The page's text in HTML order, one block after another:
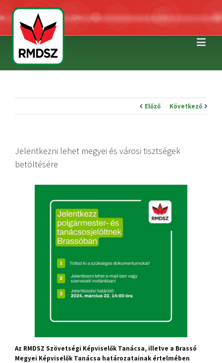
Előző Következő
Jelentkezni lehet megyei és városi tisztségek
betöltésére
Az RMDSZ Szövetségi Képviselők Tanácsa, illetve a Brassó
Megyei Képviselők Tanácsa határozatainak értelmében